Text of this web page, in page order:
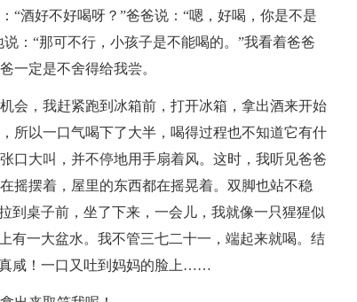
“酒好不好喝呀？”爸爸说：“嗯，好喝，你是不是
：“那可不行，小孩子是不能喝的。”我看着爸爸
一定是不舍得给我尝。
会，我赶紧跑到冰箱前，打开冰箱，拿出酒来开始
所以一口气喝下了大半，喝得过程也不知道它有什
口大叫，并不停地用手扇着风。这时，我听见爸爸
摇摆着，屋里的东西都在摇晃着。双脚也站不稳
到桌子前，坐了下来，一会儿，我就像一只猩猩似
有一大盆水。我不管三七二十一，端起来就喝。结
咸！一口又吐到妈妈的脸上……